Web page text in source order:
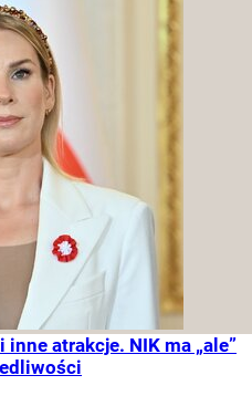
atrakcje. NIK ma „ale”